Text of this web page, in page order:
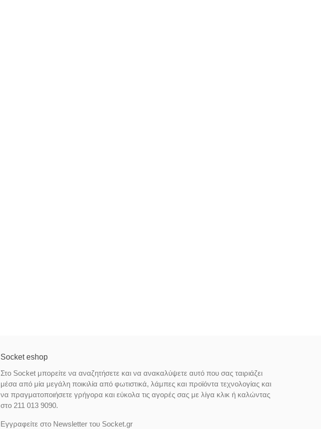
Socket eshop
Στο Socket μπορείτε να αναζητήσετε και να ανακαλύψετε αυτό που σας ταιριάζει
μέσα από μία μεγάλη ποικιλία από φωτιστικά, λάμπες και προϊόντα τεχνολογίας και
να πραγματοποιήσετε γρήγορα και εύκολα τις αγορές σας με λίγα κλικ ή καλώντας
στο 211 013 9090.
Εγγραφείτε στο Newsletter του Socket.gr